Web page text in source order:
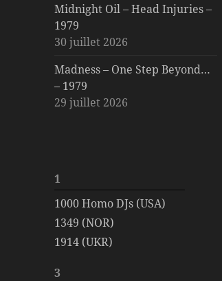
Midnight Oil – Head Injuries –
1979
30 juillet 2026
Madness – One Step Beyond…
– 1979
29 juillet 2026
1
1000 Homo DJs (USA)
1349 (NOR)
1914 (UKR)
3